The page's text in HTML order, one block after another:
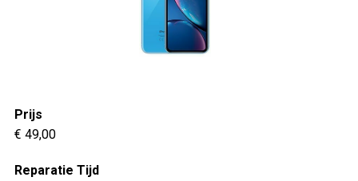
Prijs
€ 49,00
Reparatie Tijd